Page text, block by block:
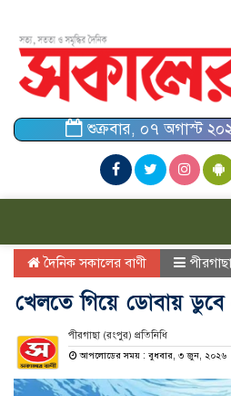
শুক্রবার, ০৭ অগাস্ট
দৈনিক সকালের বাণী পীরগাছা
খেলতে গিয়ে ডোবায়
পীরগাছা (রংপুর) প্রতিনিধি
আপলোডের সময় : বুধবার, ৩ জুন, ২০২৬